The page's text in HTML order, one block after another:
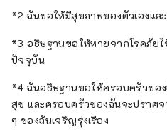
*2 ฉันขอให้มีสุขภาพของตัวเองแล
*3 อธิษฐานขอให้หายจากโรคภัย
ปัจจุบัน
*4 ฉันอธิษฐานขอให้ครอบครัวขอ
สุข และครอบครัวของฉันจะปราศ
ๆ ของฉันเจริญรุ่งเรือง